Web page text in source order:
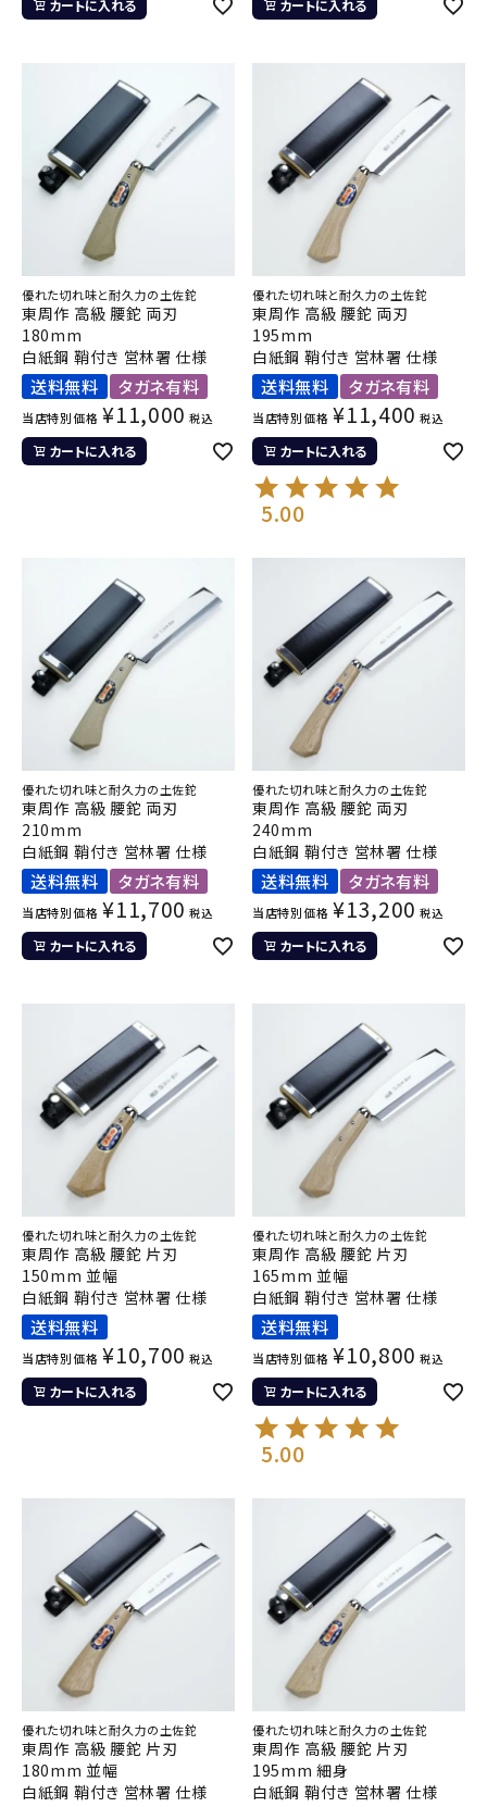
カートに入れる カートに入れる
優れた切れ味と耐久力の土佐鉈
東周作 高級 腰鉈 両刃
180mm
白紙鋼 鞘付き 営林署 仕様
送料無料 タガネ有料
当店特別価格 ¥11,000 税込
カートに入れる
優れた切れ味と耐久力の土佐鉈
東周作 高級 腰鉈 両刃
195mm
白紙鋼 鞘付き 営林署 仕様
送料無料 タガネ有料
当店特別価格 ¥11,400 税込
カートに入れる
5.00
優れた切れ味と耐久力の土佐鉈
東周作 高級 腰鉈 両刃
210mm
白紙鋼 鞘付き 営林署 仕様
送料無料 タガネ有料
当店特別価格 ¥11,700 税込
カートに入れる
優れた切れ味と耐久力の土佐鉈
東周作 高級 腰鉈 両刃
240mm
白紙鋼 鞘付き 営林署 仕様
送料無料 タガネ有料
当店特別価格 ¥13,200 税込
カートに入れる
優れた切れ味と耐久力の土佐鉈
東周作 高級 腰鉈 片刃
150mm 並幅
白紙鋼 鞘付き 営林署 仕様
送料無料
当店特別価格 ¥10,700 税込
カートに入れる
優れた切れ味と耐久力の土佐鉈
東周作 高級 腰鉈 片刃
165mm 並幅
白紙鋼 鞘付き 営林署 仕様
送料無料
当店特別価格 ¥10,800 税込
カートに入れる
5.00
優れた切れ味と耐久力の土佐鉈
東周作 高級 腰鉈 片刃
180mm 並幅
白紙鋼 鞘付き 営林署 仕様
優れた切れ味と耐久力の土佐鉈
東周作 高級 腰鉈 片刃
195mm 細身
白紙鋼 鞘付き 営林署 仕様